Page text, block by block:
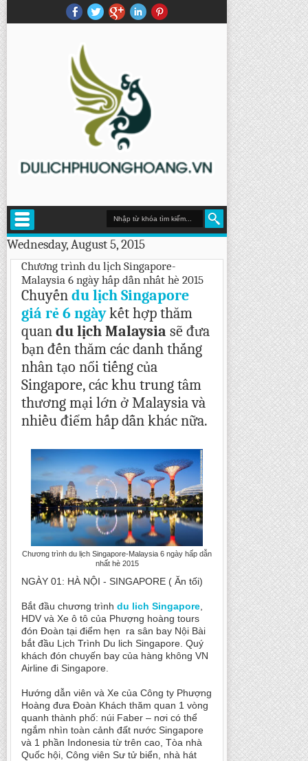
Wednesday, August 5, 2015
Chương trình du lịch Singapore-
Malaysia 6 ngày hấp dẫn nhất hè 2015
Chuyếndu lịch Singapore
giá rẻ 6 ngàykết hợp thăm
quandu lịch Malaysia sẽ đưa
bạn đến thăm các danh thắng
nhân tạo nổi tiếng của
Singapore, các khu trung tâm
thương mại lớn ở Malaysia và
nhiều điểm hấp dẫn khác nữa.
Chương trình du lịch Singapore-Malaysia 6 ngày hấp dẫn
nhất hè 2015
NGÀY 01: HÀ NỘI - SINGAPORE ( Ăn tối)
Bắt đầu chương trình du lich Singapore
HDV và Xe ô tô của Phượng hoàng tours
đón Đoàn tại điểm hẹn ra sân bay Nội Bài
bắt đầu Lịch Trình Du lich Singapore. Quý
khách đón chuyến bay của hàng không VN
Airline đi Singapore.
Hướng dẫn viên và Xe của Công ty Phượng
Hoàng đưa Đoàn Khách thăm quan 1 vòng
quanh thành phố: núi Faber – nơi có thể
ngắm nhìn toàn cảnh đất nước Singapore
và 1 phần Indonesia từ trên cao, Tòa nhà
Quốc hội, Công viên Sư tử biển, nhà hát